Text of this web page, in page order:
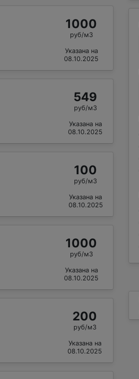
1000
руб/м3
Указана на
08.10.2025
549
руб/м3
Указана на
08.10.2025
100
руб/м3
Указана на
08.10.2025
1000
руб/м3
Указана на
08.10.2025
200
руб/м3
Указана на
08.10.2025